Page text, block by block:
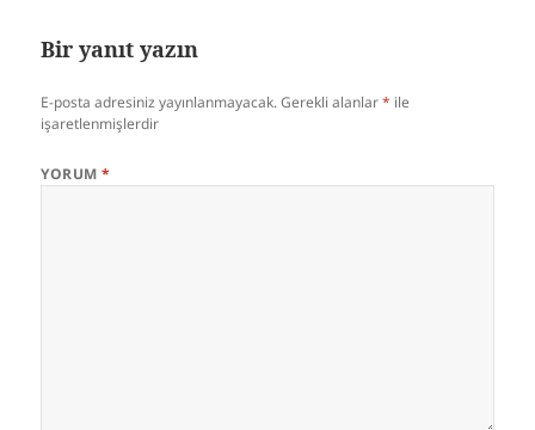
Bir yanıt yazın
E-posta adresiniz yayınlanmayacak. Gerekli alanlar* ile
işaretlenmişlerdir
YORUM*